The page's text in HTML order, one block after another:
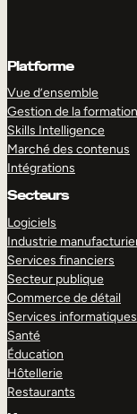
Platforme
Vue d’ensemble
Gestion de la formation
Skills Intelligence
Marché des contenus
Intégrations
Secteurs
Logiciels
Industrie
Services financiers
Secteur publique
Commerce de détail
Services
Santé
Éducation
Hôtellerie
Restaurants